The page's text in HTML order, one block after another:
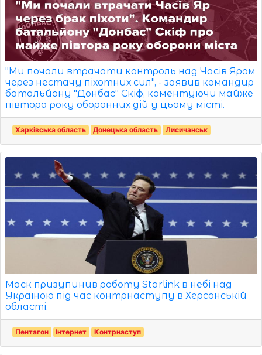
"Ми почали втрачати контроль над Часів Яром
через нестачу піхотних сил", - заявив командир
батальйону "Донбас" Скіф, коментуючи майже
півтора року оборонних дій у цьому місті.
Харківська область Донецька область Лисичанськ
Маск призупинив роботу Starlink в небі над
Україною під час контрнаступу в Херсонській
області.
Пентагон Інтернет Контрнаступ